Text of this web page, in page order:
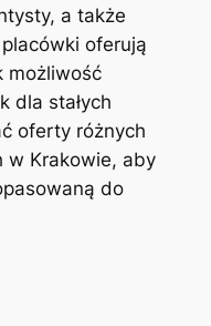
⁣a także‌
⁤oferują⁣
możliwość
dla stałych
oferty różnych
w​ Krakowie, aby
do